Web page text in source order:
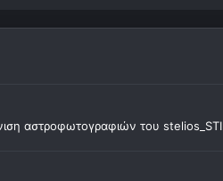
αστροφωτογραφιών του stelios_STI